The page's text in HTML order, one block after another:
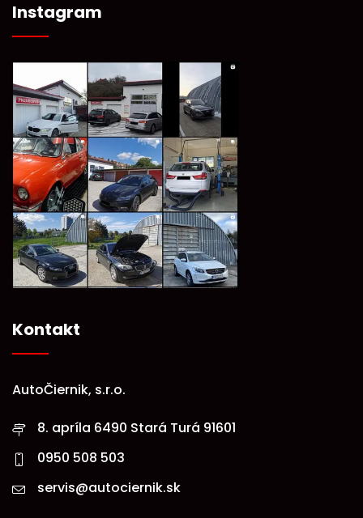
Instagram
Kontakt
AutoČiernik, s.r.o.
8. apríla 6490 Stará Turá 91601
0950 508 503
servis@autociernik.sk